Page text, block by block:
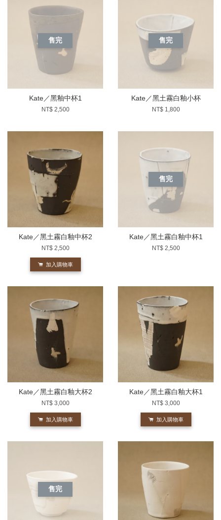
售完
Kate／黑釉中杯1
NT$ 2,500
售完
Kate／黑土霧白釉小杯
NT$ 1,800
Kate／黑土霧白釉中杯2
NT$ 2,500
加入購物車
售完
Kate／黑土霧白釉中杯1
NT$ 2,500
Kate／黑土霧白釉大杯2
NT$ 3,000
加入購物車
Kate／黑土霧白釉大杯1
NT$ 3,000
加入購物車
售完